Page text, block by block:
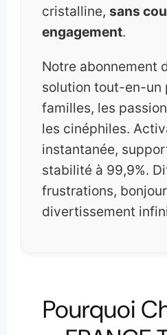
cristalline, sans
engagement.
Notre abonnement
solution tout-en-un
familles, les
les cinéphiles.
instantanée,
stabilité à 99,9%.
frustrations,
divertissement
Pourquoi